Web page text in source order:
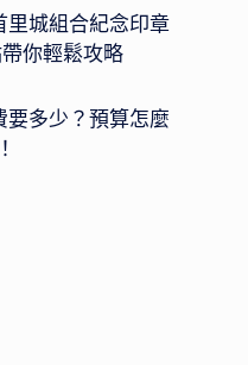
里城組合紀念印章
你輕鬆攻略
要多少？預算怎麼